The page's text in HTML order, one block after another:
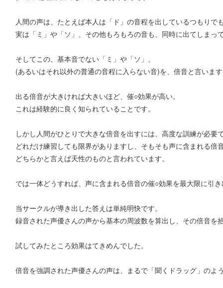
人間の声は、たとえば本人は「ド」の音程を出しているつもりで
実は「ミ」や「ソ」、その他もろもろの音も、同時に出てしまっ
そしてこの、基本音でない「ミ」や「ソ」、
(あるいはそれ以外の普通の音程に入らない音)を、倍音と言いま
出る倍音が大きければ大きいほど、催○効果が高い。
これは経験的に良く知られていることです。
しかし人間がひとりで大きな倍音を出すには、高度な訓練が必要
どれだけ練習しても限界がありますし、そもそも声に含まれる倍
どちらかと言えば天性のものと言われています。
では一体どうすれば、声に含まれる倍音の催○効果を最大限に引
当サークルが導き出した答えは単純明快です。
録音された声優さんの声から基本の周波数を算出し、その倍音を
試してみたところ効果はてきめんでした。
倍音を強調された声優さんの声は、まるで「聞くドラッグ」のよ